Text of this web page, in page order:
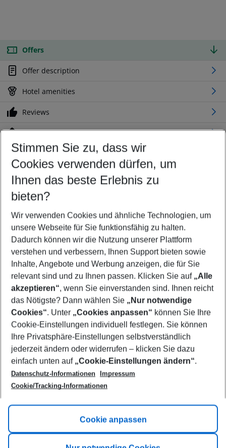
Offers
Offer description
Hotel amenities
Reviews
Location
Customize your offer
Find the perfect deal which suits your best
Your departure airport
Any airport
Select your date range
09/08/26–07/08/27 5-8 nights
Who will travel
2 adults No children
Show more filter
Footer
Footer navigation
Title A
Link A
Stimmen Sie zu, dass wir
Cookies verwenden dürfen, um
Ihnen das beste Erlebnis zu
bieten?
Wir verwenden Cookies und ähnliche Technologien, um
unsere Webseite für Sie funktionsfähig zu halten.
Dadurch können wir die Nutzung unserer Plattform
verstehen und verbessern, Ihnen Support bieten sowie
Inhalte, Angebote und Werbung anzeigen, die für Sie
relevant sind und zu Ihnen passen. Klicken Sie auf „Alle
akzeptieren“, wenn Sie einverstanden sind. Ihnen reicht
das Nötigste? Dann wählen Sie „Nur notwendige
Cookies“. Unter „Cookies anpassen“ können Sie Ihre
Cookie-Einstellungen individuell festlegen. Sie können
Ihre Privatsphäre-Einstellungen selbstverständlich
jederzeit ändern oder widerrufen – klicken Sie dazu
einfach unten auf „Cookie-Einstellungen ändern“.
Datenschutz-Informationen
Impressum
Cookie/Tracking-Informationen
Cookie anpassen